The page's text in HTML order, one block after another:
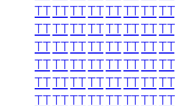
TTTTTTTTTTTTTTTT
TTTTTTTTTTTTTTTT
TTTTTTTTTTTTTTTT
TTTTTTTTTTTTTTTT
TTTTTTTTTTTTTTTT
TTTTTTTTTTTTTTTT